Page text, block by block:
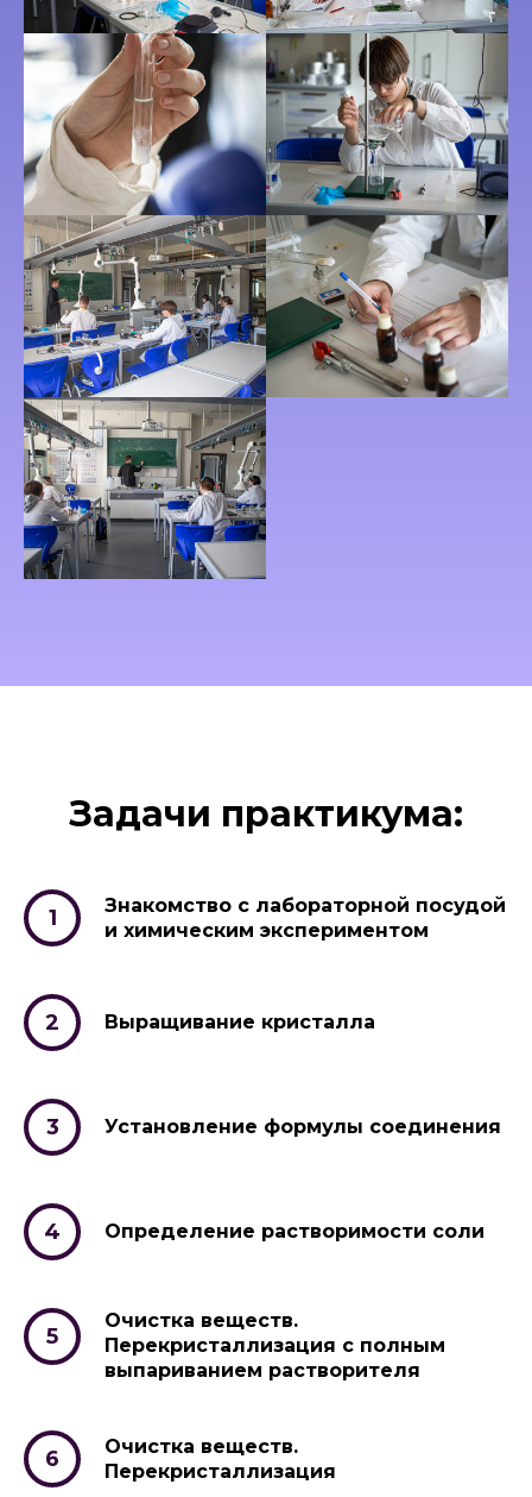
Задачи практикума:
Знакомство с лабораторной посудой
и химическим экспериментом
Выращивание кристалла
Установление формулы соединения
Определение растворимости соли
Очистка веществ.
Перекристаллизация с полным
выпариванием растворителя
Очистка веществ.
Перекристаллизация